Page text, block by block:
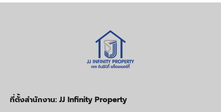
ที่ตั้งสำนักงาน: JJ Infinity Property